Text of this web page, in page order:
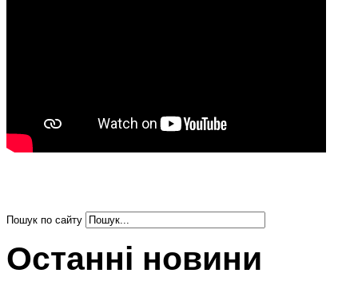
Пошук по сайту
Останні новини